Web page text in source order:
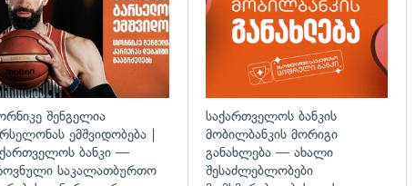
შენგელია
ემშვიდობება |
ბანკი —
საკალათბურთო
საქართველოს ბანკის
მობილბანკის მორიგი
განახლება — ახალი
შესაძლებლობები